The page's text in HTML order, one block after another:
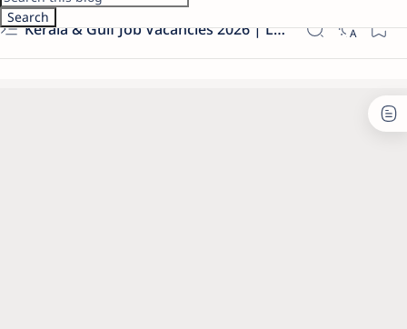
Kerala & Gulf Job Vacancies 2026 | Latest Govt & Private Jobs